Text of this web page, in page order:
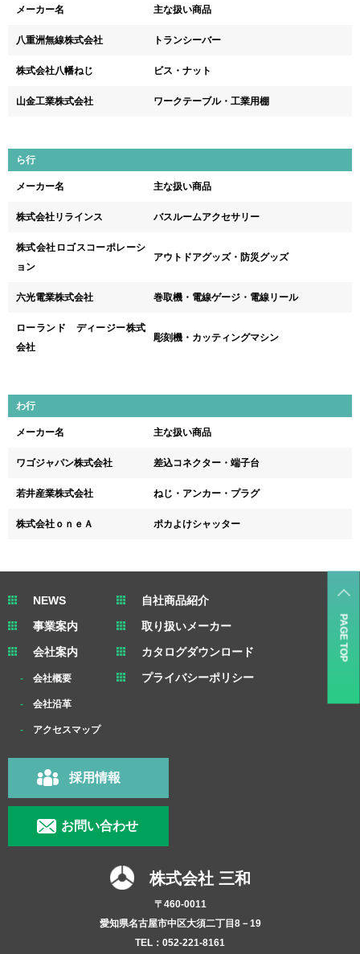
メーカー名 主な扱い商品
八重洲無線株式会社 トランシーバー
株式会社八幡ねじ ビス・ナット
山金工業株式会社 ワークテーブル・工業用棚
ら行
メーカー名 主な扱い商品
株式会社リラインス バスルームアクセサリー
株式会社ロゴスコーポレーシ
ョン
アウトドアグッズ・防災グッズ
六光電業株式会社 巻取機・電線ゲージ・電線リール
ローランド ディージー株式
会社
彫刻機・カッティングマシン
わ行
メーカー名 主な扱い商品
ワゴジャパン株式会社 差込コネクター・端子台
若井産業株式会社 ねじ・アンカー・プラグ
株式会社ｏｎｅＡ ポカよけシャッター
NEWS
事業案内
会社案内
会社概要
会社沿革
アクセスマップ
自社商品紹介
取り扱いメーカー
カタログダウンロード
プライバシーポリシー
株式会社 三和
〒460-0011
愛知県名古屋市中区大須二丁目8－19
TEL：052-221-8161
採用情報
お問い合わせ
PAGE TOP